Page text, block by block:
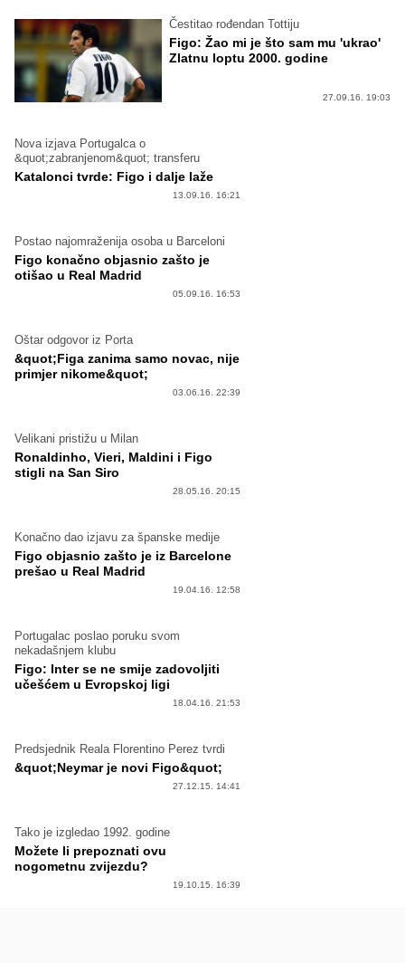
Čestitao rođendan Tottiju
Figo: Žao mi je što sam mu 'ukrao'
Zlatnu loptu 2000. godine
27.09.16. 19:03
Nova izjava Portugalca o
&quot;zabranjenom&quot; transferu
Katalonci tvrde: Figo i dalje laže
13.09.16. 16:21
Postao najomraženija osoba u Barceloni
Figo konačno objasnio zašto je
otišao u Real Madrid
05.09.16. 16:53
Oštar odgovor iz Porta
&quot;Figa zanima samo novac, nije
primjer nikome&quot;
03.06.16. 22:39
Velikani pristižu u Milan
Ronaldinho, Vieri, Maldini i Figo
stigli na San Siro
28.05.16. 20:15
Konačno dao izjavu za španske medije
Figo objasnio zašto je iz Barcelone
prešao u Real Madrid
19.04.16. 12:58
Portugalac poslao poruku svom
nekadašnjem klubu
Figo: Inter se ne smije zadovoljiti
učešćem u Evropskoj ligi
18.04.16. 21:53
Predsjednik Reala Florentino Perez tvrdi
&quot;Neymar je novi Figo&quot;
27.12.15. 14:41
Tako je izgledao 1992. godine
Možete li prepoznati ovu
nogometnu zvijezdu?
19.10.15. 16:39